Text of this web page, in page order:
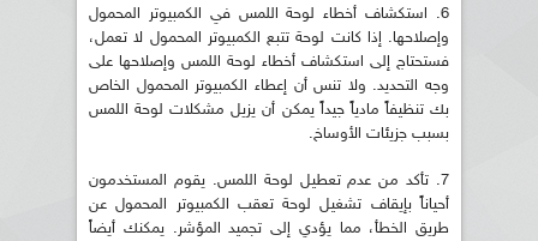
6. استكشاف أخطاء لوحة اللمس في الكمبيوتر المحمول
وإصلاحها. إذا كانت لوحة تتبع الكمبيوتر المحمول لا تعمل،
فستحتاج إلى استكشاف أخطاء لوحة اللمس وإصلاحها على
وجه التحديد. ولا تنس أن إعطاء الكمبيوتر المحمول الخاص
بك تنظيفاً مادياً جيداً يمكن أن يزيل مشكلات لوحة اللمس
بسبب جزيئات الأوساخ.
7. تأكد من عدم تعطيل لوحة اللمس. يقوم المستخدمون
أحياناً بإيقاف تشغيل لوحة تعقب الكمبيوتر المحمول عن
طريق الخطأ، مما يؤدي إلى تجميد المؤشر. يمكنك أيضاً